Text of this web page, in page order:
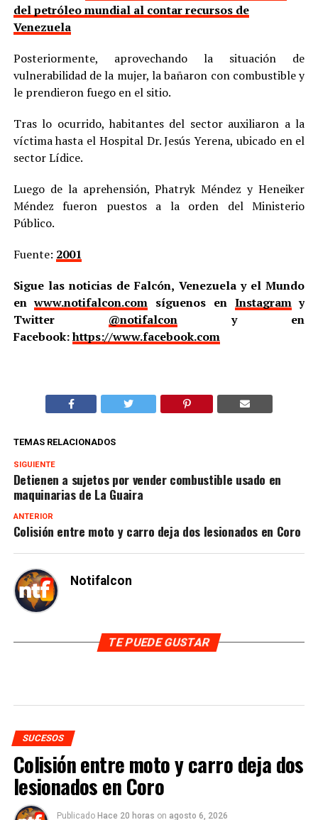
del petróleo mundial al contar recursos de
Venezuela
Posteriormente, aprovechando la situación de
vulnerabilidad de la mujer, la bañaron con combustible y
le prendieron fuego en el sitio.
Tras lo ocurrido, habitantes del sector auxiliaron a la
víctima hasta el Hospital Dr. Jesús Yerena, ubicado en el
sector Lídice.
Luego de la aprehensión, Phatryk Méndez y Heneiker
Méndez fueron puestos a la orden del Ministerio
Público.
Fuente: 2001
Sigue las noticias de Falcón, Venezuela y el Mundo
enwww.notifalcon.com síguenos en Instagramy
Twitter @notifalcony en
Facebook:https://www.facebook.com
TEMAS RELACIONADOS
SIGUIENTE
Detienen a sujetos por vender combustible usado en
maquinarias de La Guaira
ANTERIOR
Colisión entre moto y carro deja dos lesionados en Coro
Notifalcon
TE PUEDE GUSTAR
SUCESOS
Colisión entre moto y carro deja dos
lesionados en Coro
Publicado Hace 20 horas on agosto 6, 2026